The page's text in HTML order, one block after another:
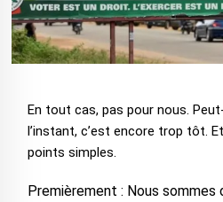
En tout cas, pas pour nous.
l’instant, c’est encore trop tôt.
points simples.
Premièrement : Nous sommes